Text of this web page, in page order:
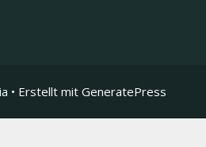
• Erstellt mit GeneratePress